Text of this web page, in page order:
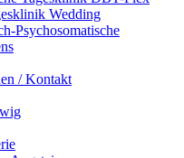
Wedding
Psychosomatische
/ Kontakt